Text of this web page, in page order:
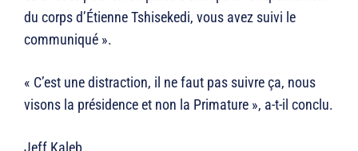
du corps d’Étienne Tshisekedi, vous avez suivi le
communiqué ».
« C’est une distraction, il ne faut pas suivre ça, nous
visons la présidence et non la Primature », a-t-il conclu.
Jeff Kaleb